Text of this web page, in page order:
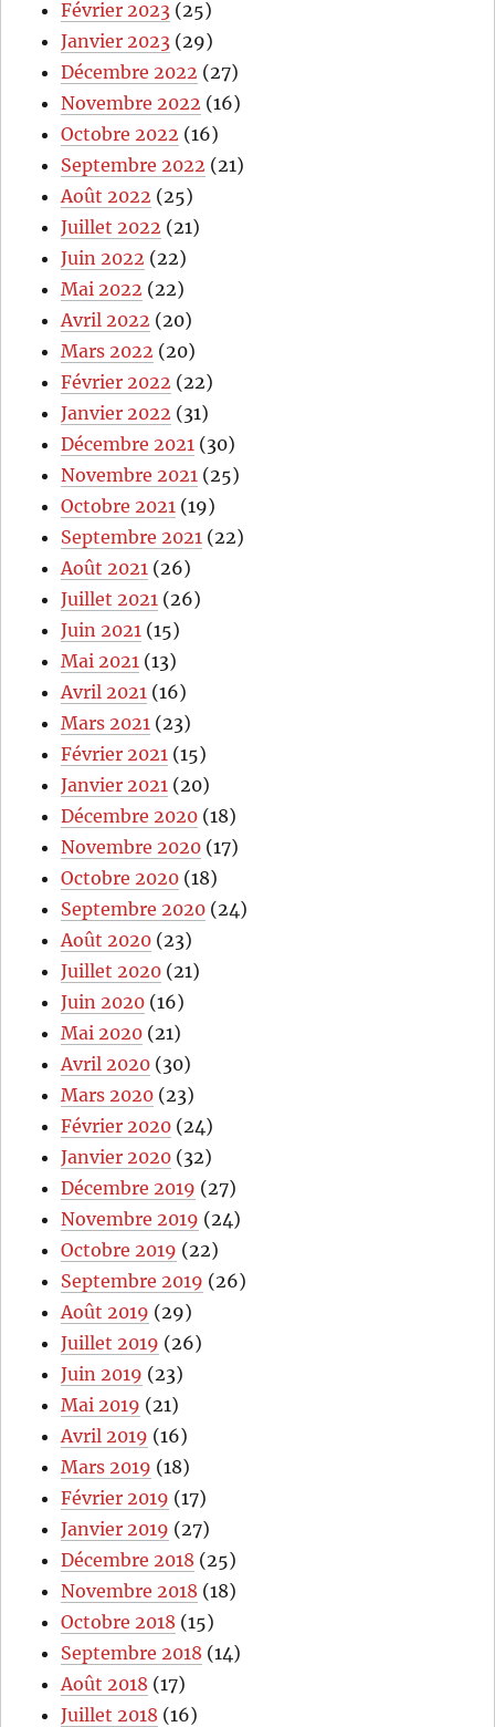
Février 2023 (25)
Janvier 2023 (29)
Décembre 2022 (27)
Novembre 2022 (16)
Octobre 2022 (16)
Septembre 2022 (21)
Août 2022 (25)
Juillet 2022 (21)
Juin 2022 (22)
Mai 2022 (22)
Avril 2022 (20)
Mars 2022 (20)
Février 2022 (22)
Janvier 2022 (31)
Décembre 2021 (30)
Novembre 2021 (25)
Octobre 2021 (19)
Septembre 2021 (22)
Août 2021 (26)
Juillet 2021 (26)
Juin 2021 (15)
Mai 2021 (13)
Avril 2021 (16)
Mars 2021 (23)
Février 2021 (15)
Janvier 2021 (20)
Décembre 2020 (18)
Novembre 2020 (17)
Octobre 2020 (18)
Septembre 2020 (24)
Août 2020 (23)
Juillet 2020 (21)
Juin 2020 (16)
Mai 2020 (21)
Avril 2020 (30)
Mars 2020 (23)
Février 2020 (24)
Janvier 2020 (32)
Décembre 2019 (27)
Novembre 2019 (24)
Octobre 2019 (22)
Septembre 2019 (26)
Août 2019 (29)
Juillet 2019 (26)
Juin 2019 (23)
Mai 2019 (21)
Avril 2019 (16)
Mars 2019 (18)
Février 2019 (17)
Janvier 2019 (27)
Décembre 2018 (25)
Novembre 2018 (18)
Octobre 2018 (15)
Septembre 2018 (14)
Août 2018 (17)
Juillet 2018 (16)